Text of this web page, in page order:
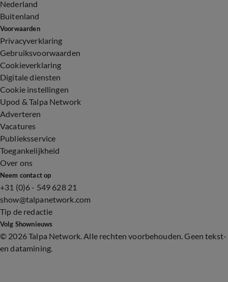
Nederland
Buitenland
Voorwaarden
Privacyverklaring
Gebruiksvoorwaarden
Cookieverklaring
Digitale diensten
Cookie instellingen
Upod & Talpa Network
Adverteren
Vacatures
Publieksservice
Toegankelijkheid
Over ons
Neem contact op
+31 (0)6 - 549 628 21
show@talpanetwork.com
Tip de redactie
Volg Shownieuws
© 2026 Talpa Network. Alle rechten voorbehouden. Geen tekst-
en datamining.